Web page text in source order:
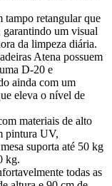
tampo retangular que
um visual
da limpeza diária.
Atena possuem
D-20 e
ainda com um
eleva o nível de
materiais de alto
pintura UV,
suporta até 50 kg
kg.
todas as